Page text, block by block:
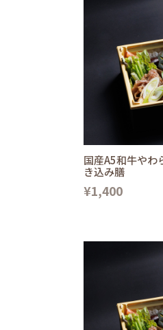
国産A5和牛やわ
き込み膳
¥1,400